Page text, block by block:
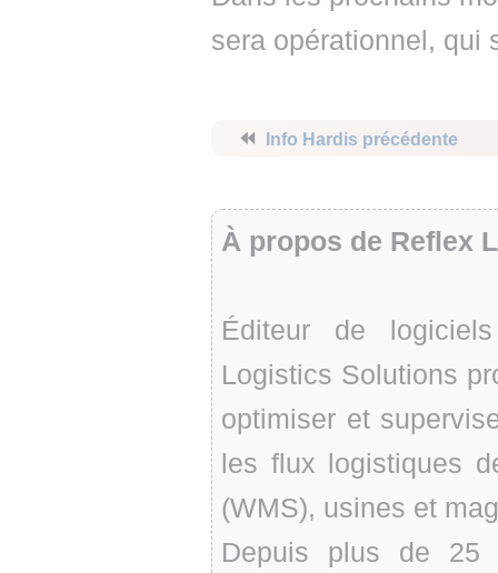
sera opérationnel, qui
⏪ Info Hardis précédente
À propos de Reflex
Éditeur de
Logistics Solutions
optimiser et
les flux logistiques
(WMS), usines et
Depuis plus de 25